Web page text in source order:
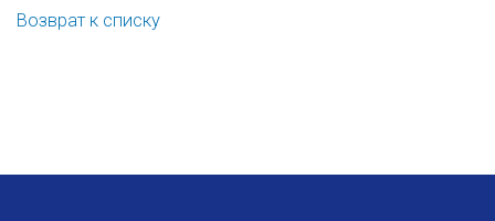
Возврат к списку